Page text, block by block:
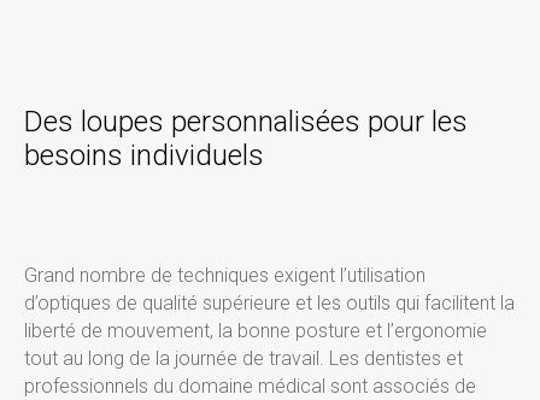
Des loupes personnalisées pour les
besoins individuels
Grand nombre de techniques exigent l’utilisation
d’optiques de qualité supérieure et les outils qui facilitent la
liberté de mouvement, la bonne posture et l’ergonomie
tout au long de la journée de travail. Les dentistes et
professionnels du domaine médical sont associés de